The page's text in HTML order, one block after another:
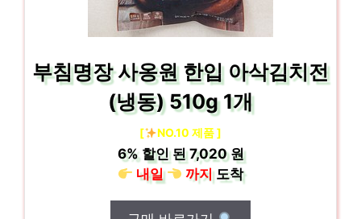
부침명장 사옹원 한입 아삭김치전
(냉동) 510g 1개
[ NO.10 제품 ]
6%할인 된7,020 원
내일
까지도착